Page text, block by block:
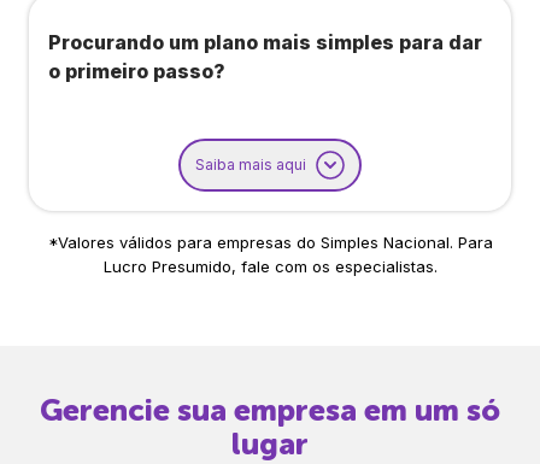
Procurando um plano mais simples para dar
o primeiro passo?
Saiba mais aqui
*Valores válidos para empresas do Simples Nacional. Para
Lucro Presumido, fale com os especialistas.
Gerencie sua empresa em um só
lugar